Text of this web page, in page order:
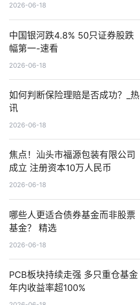
2026-06-18
中国银河跌4.8% 50只证券股跌
幅第一-速看
2026-06-18
如何判断保险理赔是否成功？_热
讯
2026-06-18
焦点！汕头市福源包装有限公司
成立 注册资本10万人民币
2026-06-18
哪些人更适合债券基金而非股票
基金？ 精选
2026-06-18
PCB板块持续走强 多只重仓基金
年内收益率超100%